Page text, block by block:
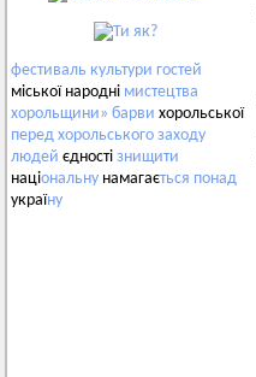
фестиваль культури гостей
міської народні мистецтва
хорольщини» барви хорольської
перед хорольського заходу
людей єдності знищити
національну намагається понад
україну